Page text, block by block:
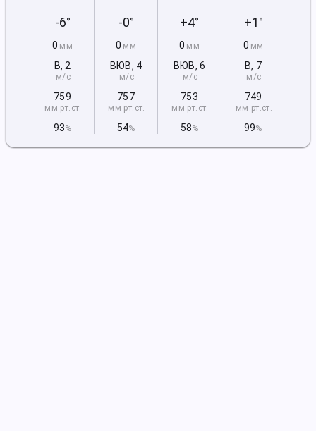
-6°
0 мм
В, 2
м/с
759
мм рт.ст.
93%
-0°
0 мм
ВЮВ, 4
м/с
757
мм рт.ст.
54%
+4°
0 мм
ВЮВ, 6
м/с
753
мм рт.ст.
58%
+1°
0 мм
В, 7
м/с
749
мм рт.ст.
99%